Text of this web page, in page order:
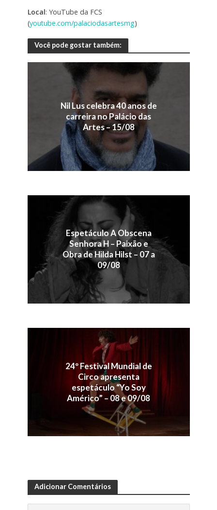
Local: YouTube da FCS
(youtube.com/palaciodasartesmg)
Você pode gostar também:
Nil Lus celebra 40 anos de
carreira no Palácio das
Artes – 15/08
Espetáculo A Obscena
Senhora H – Paixão e
Obra de Hilda Hilst – 07 a
09/08
24º Festival Mundial de
Circo apresenta
espetáculo “Yo Soy
Américo” – 08 e 09/08
Adicionar Comentários